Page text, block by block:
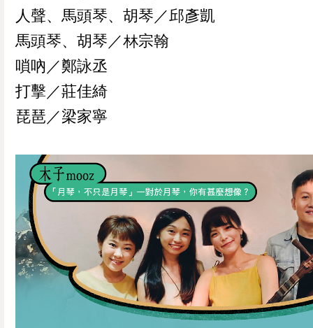
人聲、馬頭琴、胡琴／邱彥凱
馬頭琴、胡琴／林宗翰
嗩吶／鄭詠丞
打擊／莊佳綺
琵琶／梁家寧